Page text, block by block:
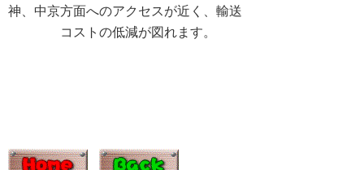
神、中京方面へのアクセスが近く、輸送
コストの低減が図れます。